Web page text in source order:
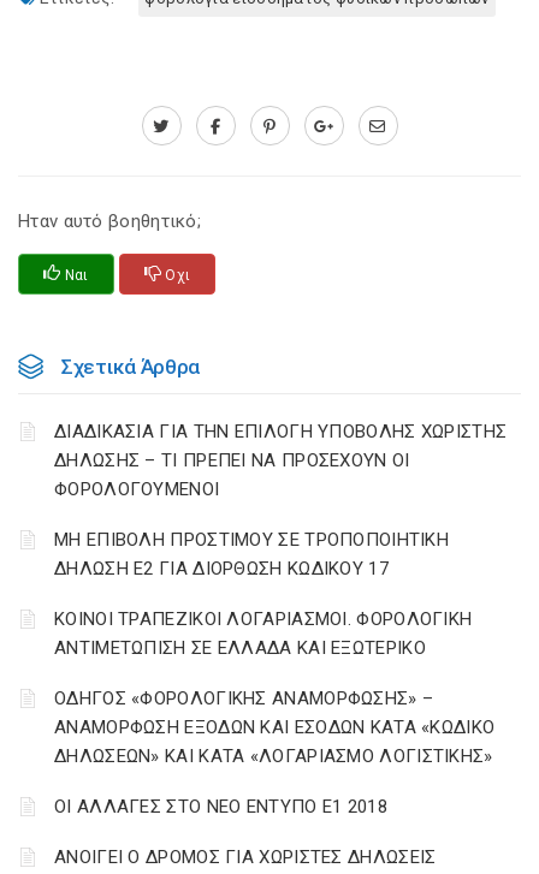
Ηταν αυτό βοηθητικό;
Ναι Οχι
Σχετικά Άρθρα
ΔΙΑΔΙΚΑΣΙΑ ΓΙΑ ΤΗΝ ΕΠΙΛΟΓΗ ΥΠΟΒΟΛΗΣ ΧΩΡΙΣΤΗΣ
ΔΗΛΩΣΗΣ – ΤΙ ΠΡΕΠΕΙ ΝΑ ΠΡΟΣΕΧΟΥΝ ΟΙ
ΦΟΡΟΛΟΓΟΥΜΕΝΟΙ
ΜΗ ΕΠΙΒΟΛΗ ΠΡΟΣΤΙΜΟΥ ΣΕ ΤΡΟΠΟΠΟΙΗΤΙΚΗ
ΔΗΛΩΣΗ Ε2 ΓΙΑ ΔΙΟΡΘΩΣΗ ΚΩΔΙΚΟΥ 17
ΚΟΙΝΟΙ ΤΡΑΠΕΖΙΚΟΙ ΛΟΓΑΡΙΑΣΜΟΙ. ΦΟΡΟΛΟΓΙΚΗ
ΑΝΤΙΜΕΤΩΠΙΣΗ ΣΕ ΕΛΛΑΔΑ ΚΑΙ ΕΞΩΤΕΡΙΚΟ
ΟΔΗΓΟΣ «ΦΟΡΟΛΟΓΙΚΗΣ ΑΝΑΜΟΡΦΩΣΗΣ» –
ΑΝΑΜΟΡΦΩΣΗ ΕΞΟΔΩΝ ΚΑΙ ΕΣΟΔΩΝ ΚΑΤΑ «ΚΩΔΙΚΟ
ΔΗΛΩΣΕΩΝ» ΚΑΙ ΚΑΤΑ «ΛΟΓΑΡΙΑΣΜΟ ΛΟΓΙΣΤΙΚΗΣ»
ΟΙ ΑΛΛΑΓΕΣ ΣΤΟ ΝΕΟ ΕΝΤΥΠΟ Ε1 2018
ΑΝΟΙΓΕΙ Ο ΔΡΟΜΟΣ ΓΙΑ ΧΩΡΙΣΤΕΣ ΔΗΛΩΣΕΙΣ